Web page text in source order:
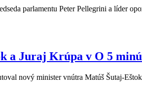
parlamentu Peter Pellegrini a líder
a Juraj Krúpa v O 5
nový minister vnútra Matúš Šutaj-